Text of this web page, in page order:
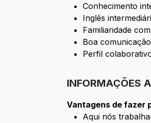
Conhecimento
Inglês
Familiaridade
Boa
Perfil
INFORMAÇÕES
Vantagens de fazer
Aqui nós